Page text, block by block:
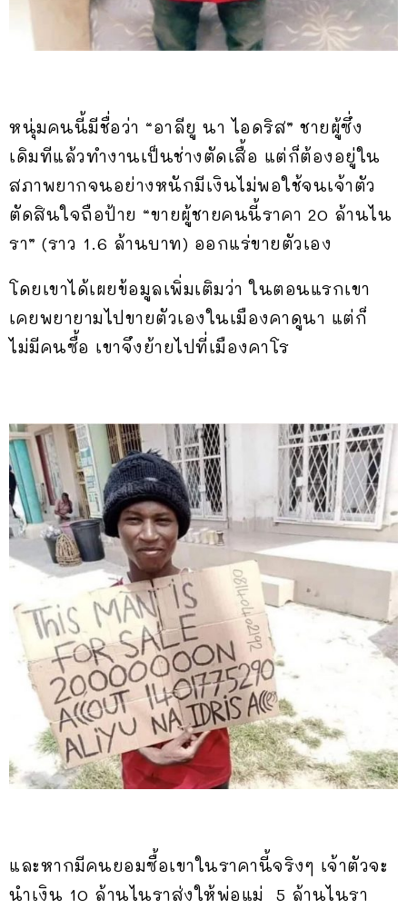
หนุ่มคนนี้มีชื่อว่า “อาลียู นา ไอดริส” ชายผู้ซึ่ง
เดิมทีแล้วทำงานเป็นช่างตัดเสื้อ แต่ก็ต้องอยู่ใน
สภาพยากจนอย่างหนักมีเงินไม่พอใช้จนเจ้าตัว
ตัดสินใจถือป้าย “ขายผู้ชายคนนี้ราคา 20 ล้านไน
รา” (ราว 1.6 ล้านบาท) ออกแร่ขายตัวเอง
โดยเขาได้เผยข้อมูลเพิ่มเติมว่า ในตอนแรกเขา
เคยพยายามไปขายตัวเองในเมืองคาดูนา แต่ก็
ไม่มีคนซื้อ เขาจึงย้ายไปที่เมืองคาโร
และหากมีคนยอมซื้อเขาในราคานี้จริงๆ เจ้าตัวจะ
นำเงิน 10 ล้านไนราส่งให้พ่อแม่ 5 ล้านไนรา